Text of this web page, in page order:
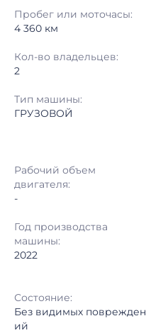
Конец торгов:
Тип аукциона:
Шаг торгов:
Регион:
Пробег или моточасы:
4 360 км
Кол-во владельцев:
2
Тип машины:
ГРУЗОВОЙ
Рабочий объем
двигателя:
-
Год производства
машины:
2022
Состояние:
Без видимых поврежден
ий